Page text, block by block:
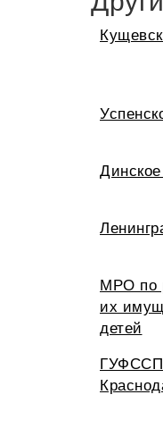
МРО по
их
детей
ГУФССП